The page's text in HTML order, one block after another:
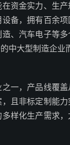
资金实力、生
备，拥有百余
、汽车电子等
中大型制造企业
一，产品线覆
且非标定制能
样化生产需求